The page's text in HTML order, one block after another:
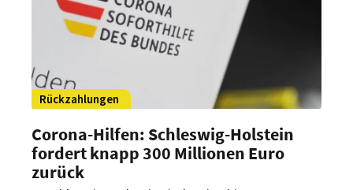
Rückzahlungen
Corona-Hilfen: Schleswig-Holstein
fordert knapp 300 Millionen Euro
zurück